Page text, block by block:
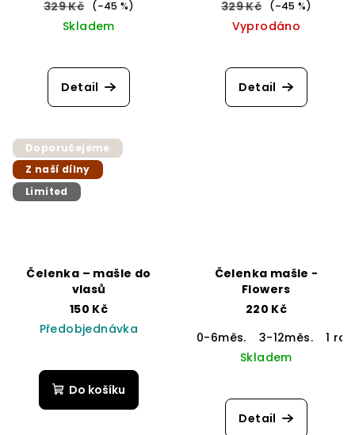
329 Kč (–45 %)
Skladem
Detail
329 Kč (–45 %)
Vyprodáno
Detail
Doporučejeme
Z naší dílny
Limited
Čelenka – mašle do
vlasů
150 Kč
Předobjednávka
Do košíku
Čelenka mašle -
Flowers
220 Kč
0-6měs.
3-12měs.
1
Skladem
Detail